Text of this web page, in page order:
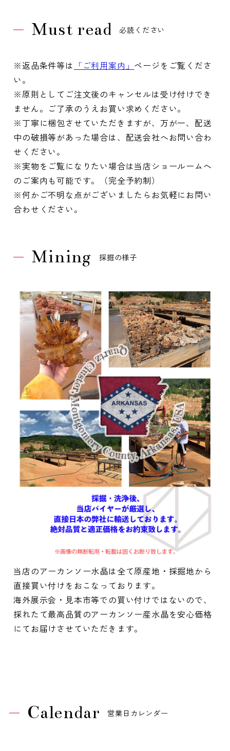
Must read 必読ください
※返品条件等は 「ご利用案内」 ページをご覧くださ
い。
※原則としてご注文後のキャンセルは受け付けでき
ません。ご了承のうえお買い求めください。
※丁寧に梱包させていただきますが、万が一、配送
中の破損等があった場合は、配送会社へお問い合わ
せください。
※実物をご覧になりたい場合は当店ショールームへ
のご案内も可能です。（完全予約制）
※何かご不明な点がございましたらお気軽にお問い
合わせください。
Mining 採掘の様子
当店のアーカンソー水晶は全て原産地・採掘地から
直接買い付けをおこなっております。
海外展示会・見本市等での買い付けではないので、
採れたて最高品質のアーカンソー産水晶を安心価格
にてお届けさせていただきます。
Calendar 営業日カレンダー